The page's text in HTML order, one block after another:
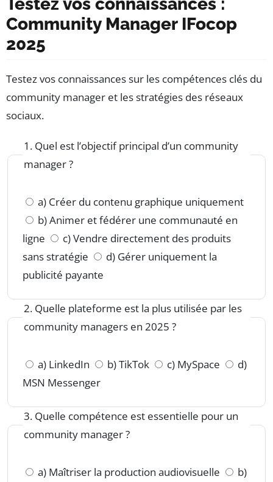
Community Manager IFocop
2025
Testez vos connaissances sur les compétences clés du
community manager et les stratégies des réseaux
sociaux.
1. Quel est l’objectif principal d’un community
manager ?
a) Créer du contenu graphique uniquement
b) Animer et fédérer une communauté en
ligne
c) Vendre directement des produits
sans stratégie
d) Gérer uniquement la
publicité payante
2. Quelle plateforme est la plus utilisée par les
community managers en 2025 ?
a) LinkedIn b) TikTok c) MySpace
d)
MSN Messenger
3. Quelle compétence est essentielle pour un
community manager ?
a) Maîtriser la production audiovisuelle
b)